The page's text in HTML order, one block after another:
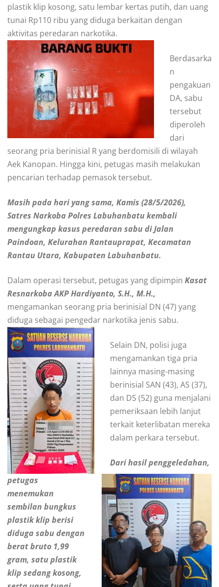
plastik klip kosong, satu lembar kertas putih, dan uang
tunai Rp110 ribu yang diduga berkaitan dengan
aktivitas peredaran narkotika.
Berdasarka
n
pengakuan
DA, sabu
tersebut
diperoleh
dari
seorang pria berinisial R yang berdomisili di wilayah
Aek Kanopan. Hingga kini, petugas masih melakukan
pencarian terhadap pemasok tersebut.
Masih pada hari yang sama, Kamis (28/5/2026),
Satres Narkoba Polres Labuhanbatu kembali
mengungkap kasus peredaran sabu di Jalan
Paindoan, Kelurahan Rantauprapat, Kecamatan
Rantau Utara, Kabupaten Labuhanbatu.
Dalam operasi tersebut, petugas yang dipimpin Kasat
Resnarkoba AKP Hardiyanto, S.H., M.H.,
mengamankan seorang pria berinisial DN (47) yang
diduga sebagai pengedar narkotika jenis sabu.
Selain DN, polisi juga
mengamankan tiga pria
lainnya masing-masing
berinisial SAN (43), AS (37),
dan DS (52) guna menjalani
pemeriksaan lebih lanjut
terkait keterlibatan mereka
dalam perkara tersebut.
Dari hasil penggeledahan,
petugas
menemukan
sembilan bungkus
plastik klip berisi
diduga sabu dengan
berat bruto 1,99
gram, satu plastik
klip sedang kosong,